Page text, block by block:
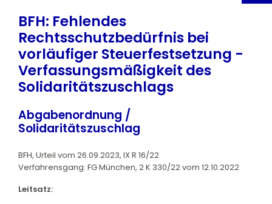
BFH: Fehlendes
Rechtsschutzbedürfnis bei
vorläufiger Steuerfestsetzung -
Verfassungsmäßigkeit des
Solidaritätszuschlags
Abgabenordnung /
Solidaritätszuschlag
BFH, Urteil vom 26.09.2023, IX R 16/22
Verfahrensgang: FG München, 2 K 330/22 vom 12.10.2022
Leitsatz: